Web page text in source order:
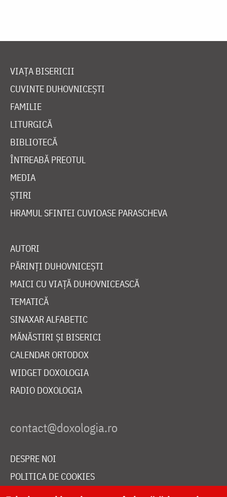
VIAȚA BISERICII
CUVINTE DUHOVNICEȘTI
FAMILIE
LITURGICĂ
BIBLIOTECĂ
ÎNTREABĂ PREOTUL
MEDIA
ȘTIRI
HRAMUL SFINTEI CUVIOASE PARASCHEVA
AUTORI
PĂRINȚI DUHOVNICEȘTI
MAICI CU VIAȚĂ DUHOVNICEASCĂ
TEMATICĂ
SINAXAR ALFABETIC
MĂNĂSTIRI ȘI BISERICI
CALENDAR ORTODOX
WIDGET DOXOLOGIA
RADIO DOXOLOGIA
DESPRE NOI
POLITICA DE COOKIES
DONEAZĂ ONLINE PENTRU CATEDRALA NAȚIONALĂ